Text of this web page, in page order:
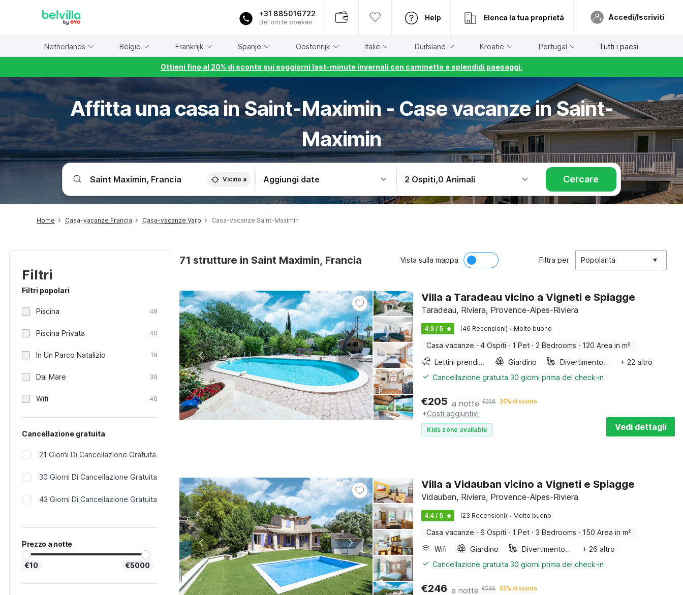
+31 885016722
Bel om te boeken
Help Elenca la tua proprietà Accedi/Iscriviti
Netherlands België Frankrijk Spanje Oostenrijk Italië Duitsland Kroatië Portugal Tutti i paesi
Ottieni fino al 20% di sconto sui soggiorni last-minute invernali con caminetto e splendidi paesaggi.
Affitta una casa in Saint-Maximin - Case vacanze in Saint-
Maximin
Vicino a Aggiungi date 2 Ospiti,0 Animali Cercare
Home Casa-vacanze Francia Casa-vacanze Varo Casa-vacanze Saint-Maximin
Filtri
Filtri popolari
Piscina 48
Piscina Privata 40
In Un Parco Natalizio 19
Dal Mare 39
Wifi 46
Cancellazione gratuita
21 Giorni Di Cancellazione Gratuita
30 Giorni Di Cancellazione Gratuita
43 Giorni Di Cancellazione Gratuita
Prezzo a notte
€10 €5000
71 strutture in Saint Maximin, Francia Vista sulla mappa Filtra per Popolarità
Villa a Taradeau vicino a Vigneti e Spiagge
Taradeau, Riviera, Provence-Alpes-Riviera
4.3 / 5 (46 Recensioni) · Molto buono
Casa vacanze · 4 Ospiti · 1 Pet · 2 Bedrooms · 120 Area in m²
Lettini prendisole
Giardino Divertimento per bambini
+ 22 altro
Cancellazione gratuita 30 giorni prima del check-in
€205 a notte €328 35% di sconto
+Costi aggiuntivi
Kids zone available Vedi dettagli
Villa a Vidauban vicino a Vigneti e Spiagge
Vidauban, Riviera, Provence-Alpes-Riviera
4.4 / 5 (23 Recensioni) · Molto buono
Casa vacanze · 6 Ospiti · 1 Pet · 3 Bedrooms · 150 Area in m²
Wifi
Giardino Divertimento per bambini
+ 26 altro
Cancellazione gratuita 30 giorni prima del check-in
€246 a notte €566 55% di sconto